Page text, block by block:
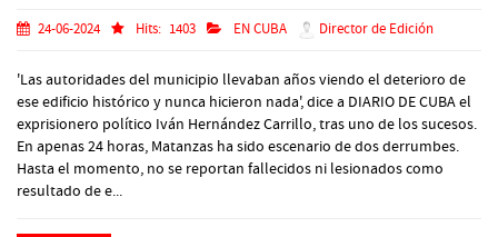
24-06-2024 Hits: 1403 EN CUBA Director de Edición
'Las autoridades del municipio llevaban años viendo el deterioro de
ese edificio histórico y nunca hicieron nada', dice a DIARIO DE CUBA el
exprisionero político Iván Hernández Carrillo, tras uno de los sucesos.
En apenas 24 horas, Matanzas ha sido escenario de dos derrumbes.
Hasta el momento, no se reportan fallecidos ni lesionados como
resultado de e...